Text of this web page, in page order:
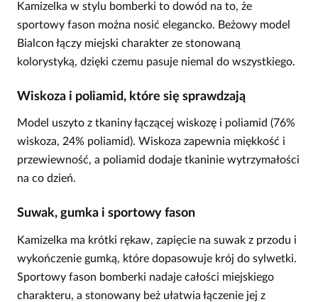
Kamizelka w stylu bomberki to dowód na to, że
sportowy fason można nosić elegancko. Beżowy model
Bialcon łączy miejski charakter ze stonowaną
kolorystyką, dzięki czemu pasuje niemal do wszystkiego.
Wiskoza i poliamid, które się sprawdzają
Model uszyto z tkaniny łączącej wiskozę i poliamid (76%
wiskoza, 24% poliamid). Wiskoza zapewnia miękkość i
przewiewność, a poliamid dodaje tkaninie wytrzymałości
na co dzień.
Suwak, gumka i sportowy fason
Kamizelka ma krótki rękaw, zapięcie na suwak z przodu i
wykończenie gumką, które dopasowuje krój do sylwetki.
Sportowy fason bomberki nadaje całości miejskiego
charakteru, a stonowany beż ułatwia łączenie jej z